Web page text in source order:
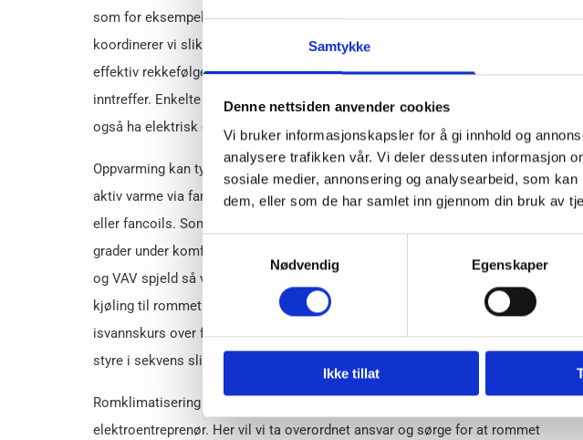
Samtykke
Denne nettsiden anvender cookies
Vi bruker informasjonskapsler for å gi innhold og
analysere trafikken vår. Vi deler dessuten informasjon
sosiale medier, annonsering og analysearbeid, som
dem, eller som de har samlet inn gjennom din bruk av
Samtykkevalg
Nødvendig
Egenskaper
Ikke tillat
som for eksempel kontorer, undervisningsrom, møterom, hotellrom med flere.
koordinerer vi slik at rom kun varmes/kjøles etter behov og til mest mulig energi
effektiv rekkefølge. Vi sørger for å forigle at samtidig oppvarming og kjøling
inntreffer. Enkelte arealer som garderober, baderom, HCWC eller andre våtrom kan
også ha elektrisk gulvvarme og dette styrer vi direkte fra våre systemer.
Oppvarming kan typisk være vannbåren i gulv eller radiator men kan også være
aktiv varme via fancoil og tilluft. I tekniske arealer så benyttes gjerne
eller fancoils. Som kjøling benyttes typisk ventilasjonsluft som skal ligge noen
grader under komforttemperatur i rommet. Der det benyttes balansert ventilasjon
og VAV spjeld så vil våre systemer gradvis åpne spjeld for å gi riktig mengde
kjøling til rommet. Rommet kan også ha aktiv kjøling som innebærer en
isvannskurs over fancoil som aktivt kjøler tilluften til rommet. Dette sørger vi
styre i sekvens slik at anlegget blir mest mulig energibespaende.
Romklimatisering spenner som oftest ut over både rør-, ventilasjon- og iblant
elektroentreprenør. Her vil vi ta overordnet ansvar og sørge for at rommet